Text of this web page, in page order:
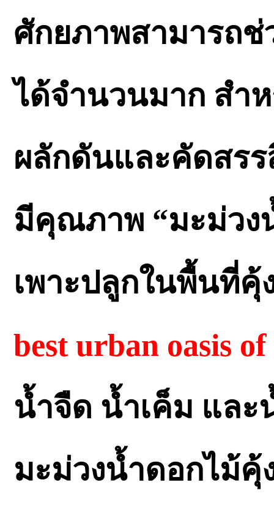
ศักยภาพสามารถช่
ได้จำนวนมาก สำ
ผลักดันและคัดสร
มีคุณภาพ “มะม่วง
เพาะปลูกในพื้นที่คุ้
best urban oasis
น้ำจืด น้ำเค็ม และ
มะม่วงน้ำดอกไม้คุ้